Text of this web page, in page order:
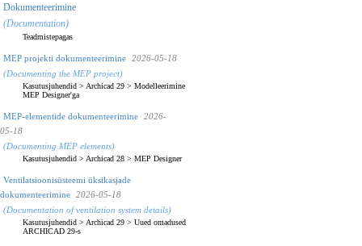
Dokumenteerimine
(Documentation)
Teadmistepagas
MEP projekti dokumenteerimine
2026-05-18
(Documenting the MEP project)
Kasutusjuhendid > Archicad 29 > Modelleerimine
MEP Designer'ga
MEP-elementide dokumenteerimine
2026-
05-18
(Documenting MEP elements)
Kasutusjuhendid > Archicad 28 > MEP Designer
Ventilatsioonisüsteemi üksikasjade
dokumenteerimine
2026-05-18
(Documentation of ventilation system details)
Kasutusjuhendid > Archicad 29 > Uued omadused
ARCHICAD 29-s